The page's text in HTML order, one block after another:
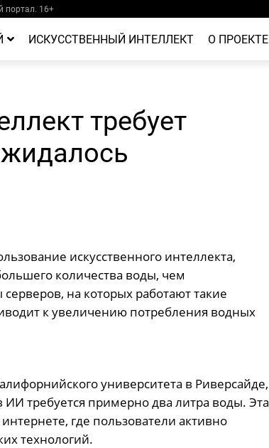
портал. 16+
ИСКУССТВЕННЫЙ ИНТЕЛЛЕКТ О ПРОЕКТЕ
требует
искусственного интеллекта,
количества воды, чем
на которых работают такие
к увеличению потребления водных
университета в Риверсайде,
ИИ требуется примерно два литра воды. Эта
где пользователи активно
технологий.